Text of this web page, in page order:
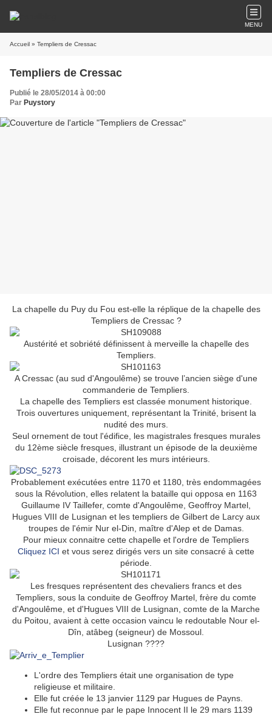
MENU
Accueil » Templiers de Cressac
Templiers de Cressac
Publié le 28/05/2014 à 00:00
Par Puystory
La chapelle du Puy du Fou est-elle la réplique de la chapelle des
Templiers de Cressac ?
Austérité et sobriété définissent à merveille la chapelle des
Templiers.
A Cressac (au sud d'Angoulême) se trouve l’ancien siège d'une
commanderie de Templiers.
La chapelle des Templiers est classée monument historique.
Trois ouvertures uniquement, représentant la Trinité, brisent la
nudité des murs.
Seul ornement de tout l'édifice, les magistrales fresques murales
du 12ème siècle fresques, illustrant un épisode de la deuxième
croisade, décorent les murs intérieurs.
Probablement exécutées entre 1170 et 1180, très endommagées
sous la Révolution, elles relatent la bataille qui opposa en 1163
Guillaume IV Taillefer, comte d'Angoulême, Geoffroy Martel,
Hugues VIII de Lusignan et les templiers de Gilbert de Larcy aux
troupes de l'émir Nur el-Din, maître d'Alep et de Damas.
Pour mieux connaitre cette chapelle et l'ordre de Templiers
Cliquez ICI et vous serez dirigés vers un site consacré à cette
période.
Les fresques représentent des chevaliers francs et des
Templiers, sous la conduite de Geoffroy Martel, frère du comte
d'Angoulême, et d'Hugues VIII de Lusignan, comte de la Marche
du Poitou, avaient à cette occasion vaincu le redoutable Nour el-
Dîn, atâbeg (seigneur) de Mossoul.
Lusignan ????
L'ordre des Templiers était une organisation de type
religieuse et militaire.
Elle fut créée le 13 janvier 1129 par Hugues de Payns.
Elle fut reconnue par le pape Innocent II le 29 mars 1139